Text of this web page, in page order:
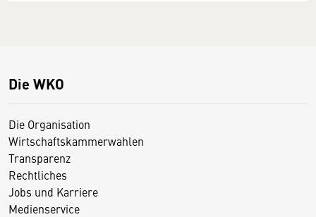
Die WKO
Die Organisation
Wirtschaftskammerwahlen
Transparenz
Rechtliches
Jobs und Karriere
Medienservice